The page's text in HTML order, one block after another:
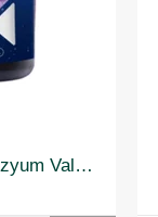
Moodify Safran Magnezyum Valerian B6 Vitamin 30 Kapsül